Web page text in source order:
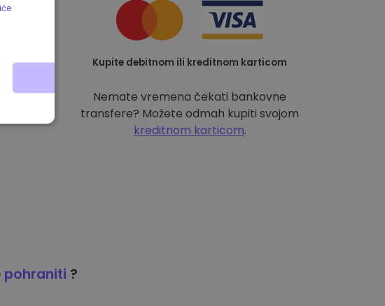
Kupite debitnom ili kreditnom karticom
Nemate vremena čekati bankovne
transfere? Možete odmah kupiti svojom
kreditnom karticom.
pohraniti ?